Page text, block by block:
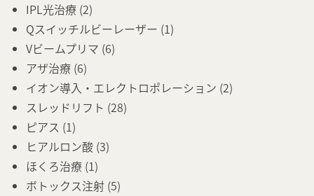
IPL光治療 (2)
Qスイッチルビーレーザー (1)
Vビームプリマ (6)
アザ治療 (6)
イオン導入・エレクトロポレーション (2)
スレッドリフト (28)
ピアス (1)
ヒアルロン酸 (3)
ほくろ治療 (1)
ボトックス注射 (5)